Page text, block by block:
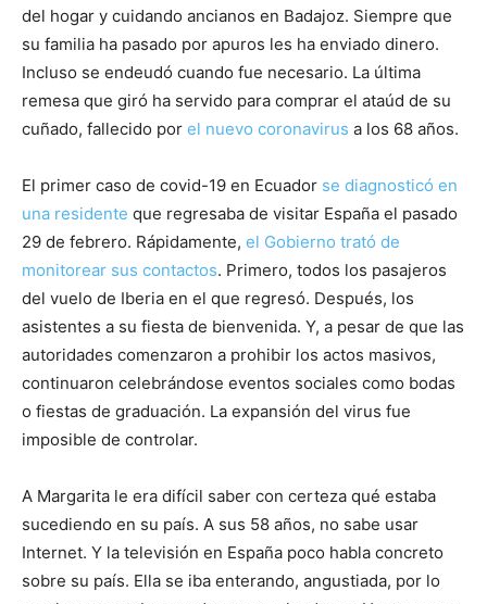
del hogar y cuidando ancianos en Badajoz. Siempre que
su familia ha pasado por apuros les ha enviado dinero.
Incluso se endeudó cuando fue necesario. La última
remesa que giró ha servido para comprar el ataúd de su
cuñado, fallecido por el nuevo coronavirus a los 68 años.
El primer caso de covid-19 en Ecuador se diagnosticó en
una residente que regresaba de visitar España el pasado
29 de febrero. Rápidamente, el Gobierno trató de
monitorear sus contactos. Primero, todos los pasajeros
del vuelo de Iberia en el que regresó. Después, los
asistentes a su fiesta de bienvenida. Y, a pesar de que las
autoridades comenzaron a prohibir los actos masivos,
continuaron celebrándose eventos sociales como bodas
o fiestas de graduación. La expansión del virus fue
imposible de controlar.
A Margarita le era difícil saber con certeza qué estaba
sucediendo en su país. A sus 58 años, no sabe usar
Internet. Y la televisión en España poco habla concreto
sobre su país. Ella se iba enterando, angustiada, por lo